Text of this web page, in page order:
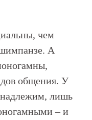
чем
А
общения. У
лишь
– и